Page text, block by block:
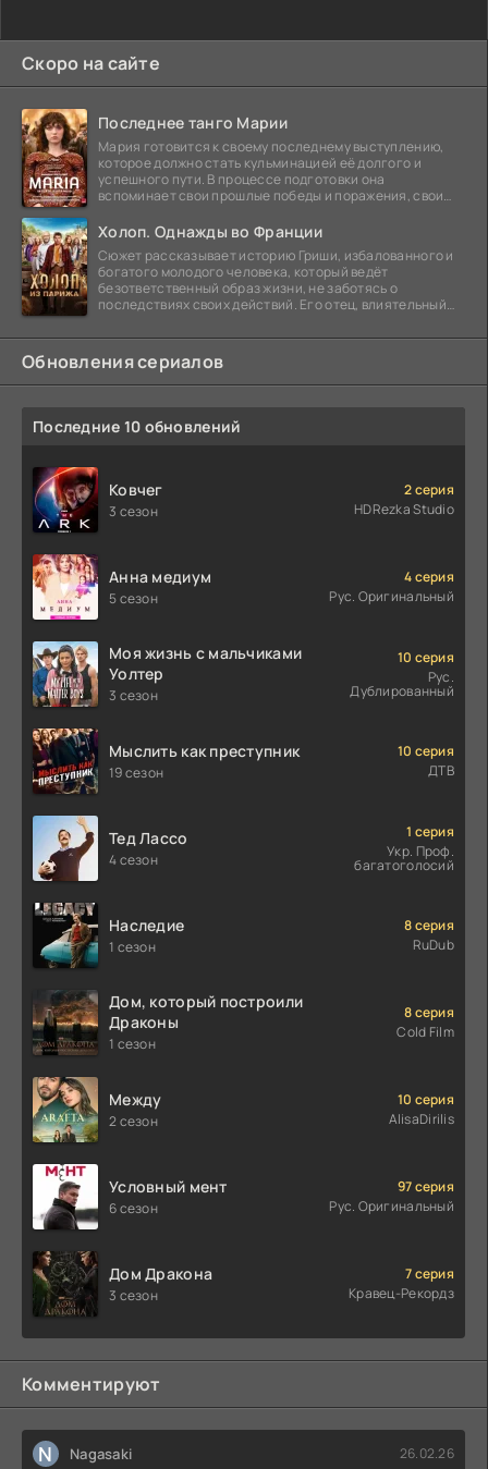
Скоро на сайте
Последнее танго Марии
Мария готовится к своему последнему выступлению,
которое должно стать кульминацией её долгого и
успешного пути. В процессе подготовки она
вспоминает свои прошлые победы и поражения, свои
Холоп. Однажды во Франции
Сюжет рассказывает историю Гриши, избалованного и
богатого молодого человека, который ведёт
безответственный образ жизни, не заботясь о
последствиях своих действий. Его отец, влиятельный
Обновления сериалов
Последние 10 обновлений
Ковчег
3 сезон
2 серия
HDRezka Studio
Анна медиум
5 сезон
4 серия
Рус. Оригинальный
Моя жизнь с мальчиками
Уолтер
3 сезон
10 серия
Рус.
Дублированный
Мыслить как преступник
19 сезон
10 серия
ДТВ
Тед Лассо
4 сезон
1 серия
Укр. Проф.
багатоголосий
Наследие
1 сезон
8 серия
RuDub
Дом, который построили
Драконы
1 сезон
8 серия
Cold Film
Между
2 сезон
10 серия
AlisaDirilis
Условный мент
6 сезон
97 серия
Рус. Оригинальный
Дом Дракона
3 сезон
7 серия
Кравец-Рекордз
Комментируют
N Nagasaki 26.02.26